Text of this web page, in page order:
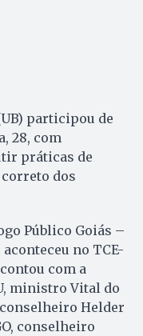
participou de
28, com
práticas de
dos
Público Goiás –
no TCE-
com a
ministro Vital do
conselheiro Helder
conselheiro